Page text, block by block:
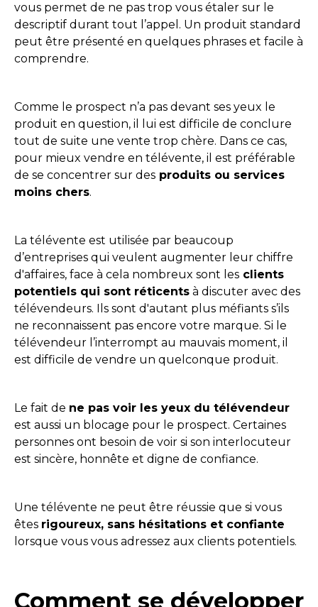
vous permet de ne pas trop vous étaler sur le
descriptif durant tout l’appel. Un produit standard
peut être présenté en quelques phrases et facile à
comprendre.
Comme le prospect n’a pas devant ses yeux le
produit en question, il lui est difficile de conclure
tout de suite une vente trop chère. Dans ce cas,
pour mieux vendre en télévente, il est préférable
de se concentrer sur des produits ou services
moins chers.
La télévente est utilisée par beaucoup
d’entreprises qui veulent augmenter leur chiffre
d'affaires, face à cela nombreux sont les clients
potentiels qui sont réticents à discuter avec des
télévendeurs. Ils sont d'autant plus méfiants s’ils
ne reconnaissent pas encore votre marque. Si le
télévendeur l’interrompt au mauvais moment, il
est difficile de vendre un quelconque produit.
Le fait de ne pas voir les yeux du télévendeur
est aussi un blocage pour le prospect. Certaines
personnes ont besoin de voir si son interlocuteur
est sincère, honnête et digne de confiance.
Une télévente ne peut être réussie que si vous
êtes rigoureux, sans hésitations et confiante
lorsque vous vous adressez aux clients potentiels.
Comment se développer